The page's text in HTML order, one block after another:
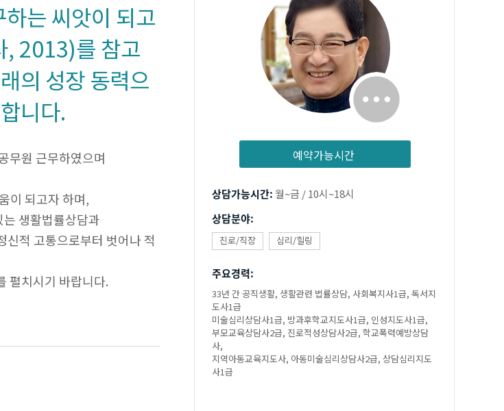
는 씨앗이 되고
, 2013)를 참고
의 성장 동력으
니다.
무원 근무하였으며
이 되고자 하며,
생활법률상담과
신적 고통으로부터 벗어나 적
펼치시기 바랍니다.
예약가능시간
상담가능시간: 월~금 / 10시~18시
상담분야:
진로/직장 심리/힐링
주요경력:
33년 간 공직생활, 생활관련 법률상담, 사회복지사1급, 독서지
도사1급
미술심리상담사1급, 방과후학교지도사1급, 인성지도사1급,
부모교육상담사2급, 진로적성상담사2급, 학교폭력예방상담
사,
지역아동교육지도사, 아동미술심리상담사2급, 상담심리지도
사1급